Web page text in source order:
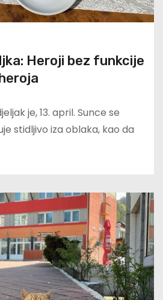
Heroji bez funkcije
je, 13. april. Sunce se
stidljivo iza oblaka, kao da